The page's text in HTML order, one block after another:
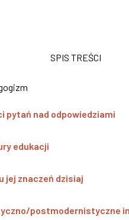
SPIS TREŚCI
pytań nad odpowiedziami
edukacji
jej znaczeń dzisiaj
postmodernistyczne